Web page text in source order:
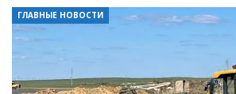
ГЛАВНЫЕ НОВОСТИ